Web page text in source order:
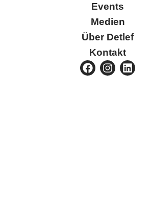
Events
Medien
Über Detlef
Kontakt